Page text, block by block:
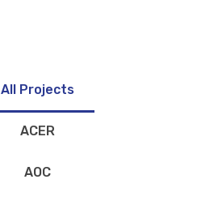
All Projects
ACER
AOC